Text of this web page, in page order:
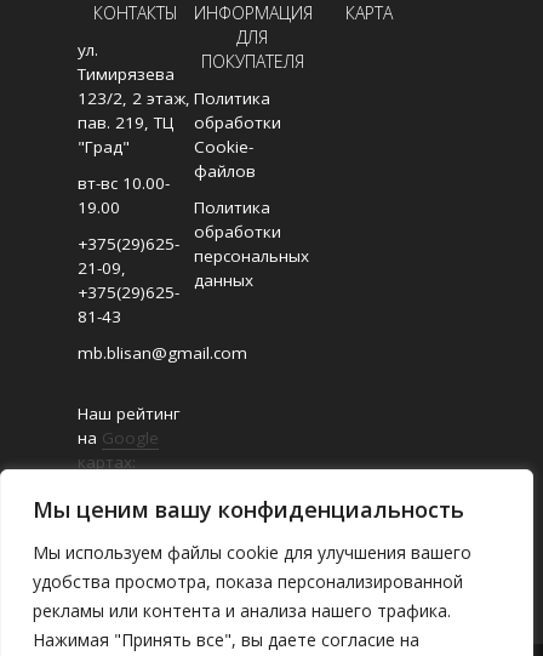
Мы ценим вашу конфиденциальность
Мы используем файлы cookie для улучшения вашего
удобства просмотра, показа персонализированной
рекламы или контента и анализа нашего трафика.
Нажимая "Принять все", вы даете согласие на
КОНТАКТЫ
ул.
Тимирязева
123/2, 2 этаж,
пав. 219, ТЦ
"Град"
вт-вс 10.00-
19.00
+375(29)625-
21-09,
+375(29)625-
81-43
mb.blisan@gmail.com
Наш рейтинг
на Google
картах:
(Отзывов:18)
ИНФОРМАЦИЯ
ДЛЯ
ПОКУПАТЕЛЯ
Политика
обработки
Cookie-
файлов
Политика
обработки
персональных
данных
КАРТА